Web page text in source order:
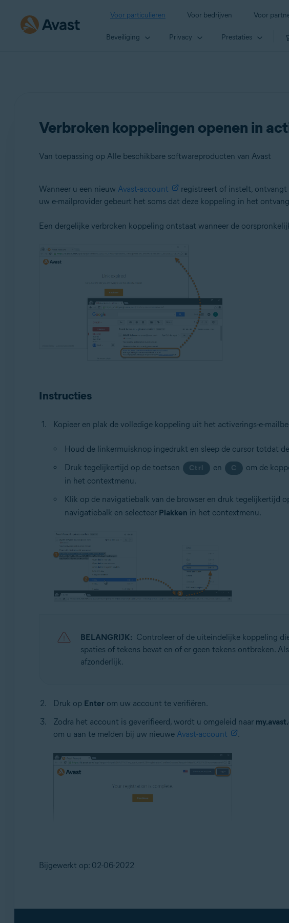
Voor particulieren Voor bedrijven Voor
Beveiliging Privacy Prestaties
Verbroken koppelingen openen in
Van toepassing op Alle beschikbare softwareproducten van Avast
Producten:
Alle ondersteunde besturingssystemen
Wanneer u een nieuw Avast-account
registreert of instelt,
uw e-mailprovider gebeurt het soms dat deze koppeling in het
Een dergelijke verbroken koppeling ontstaat wanneer de
Instructies
Kopieer en plak de volledige koppeling uit het activerings-e-
Houd de linkermuisknop ingedrukt en sleep de cursor totdat
Druk tegelijkertijd op de toetsen
Ctrl en C om de
in het contextmenu.
Klik op de navigatiebalk van de browser en druk tegelijkertijd
navigatiebalk en selecteer Plakken in het contextmenu.
BELANGRIJK: Controleer of de uiteindelijke koppeling
spaties of tekens bevat en of er geen tekens ontbreken.
afzonderlijk.
Druk op Enter om uw account te verifiëren.
Zodra het account is geverifieerd, wordt u omgeleid naar
om u aan te melden bij uw nieuwe Avast-account .
Bijgewerkt op: 02-06-2022